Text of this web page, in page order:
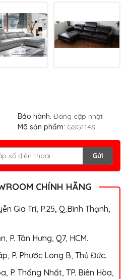
Bảo hành: Đang cập nhật
Mã sản phẩm: GSG114S
Gửi
CHÍNH HÃNG
Gia Trí, P.25, Q.Bình Thạnh,
P. Tân Hưng, Q7, HCM.
P. Phước Long B, Thủ Đức.
P. Thống Nhất, TP. Biên Hòa,